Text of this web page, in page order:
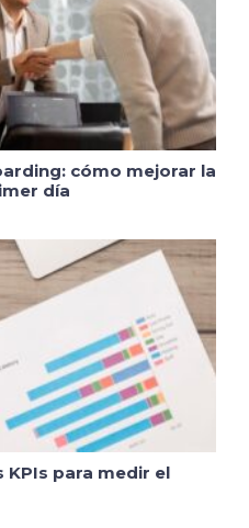
cómo mejorar la
día
para medir el